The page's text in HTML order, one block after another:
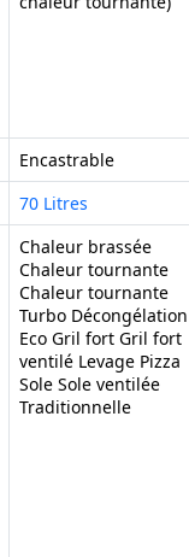
Encastrable
70 Litres
Chaleur brassée
Chaleur tournante
Chaleur tournante
Turbo Décongélation
Eco Gril fort Gril fort
ventilé Levage Pizza
Sole Sole ventilée
Traditionnelle